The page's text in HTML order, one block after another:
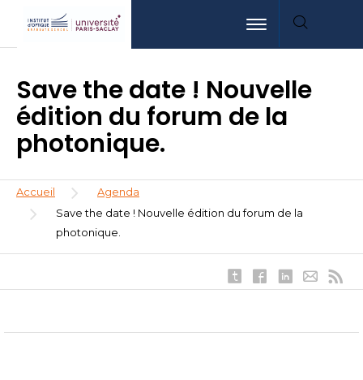
contenu
menu
la
Toggle navigation
Save the date ! Nouvelle
édition du forum de la
photonique.
Fil
d'Ariane
Accueil
Agenda
Save the date ! Nouvelle édition du forum de la
photonique.